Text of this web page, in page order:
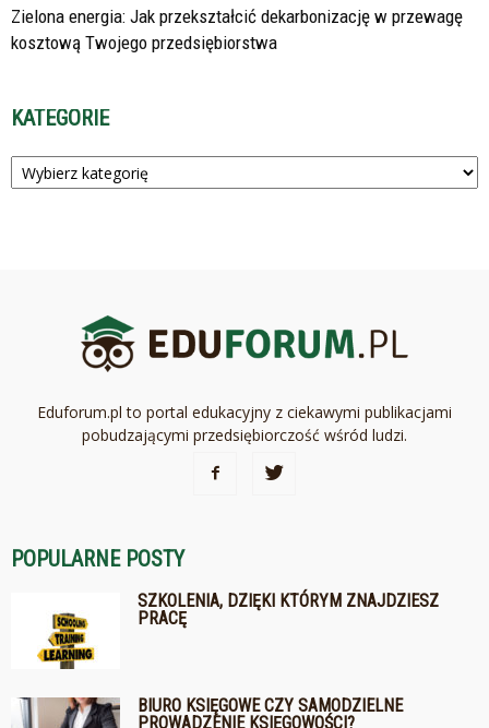
Zielona energia: Jak przekształcić dekarbonizację w przewagę
kosztową Twojego przedsiębiorstwa
KATEGORIE
Kategorie
Eduforum.pl to portal edukacyjny z ciekawymi publikacjami
pobudzającymi przedsiębiorczość wśród ludzi.
POPULARNE POSTY
SZKOLENIA, DZIĘKI KTÓRYM ZNAJDZIESZ
PRACĘ
BIURO KSIĘGOWE CZY SAMODZIELNE
PROWADZENIE KSIĘGOWOŚCI?